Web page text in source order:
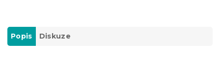
Popis Diskuze